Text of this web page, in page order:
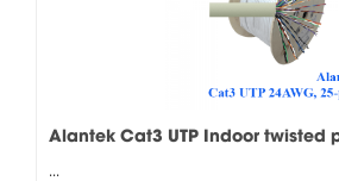
Alantek Cat3 UTP Indoor twisted
...